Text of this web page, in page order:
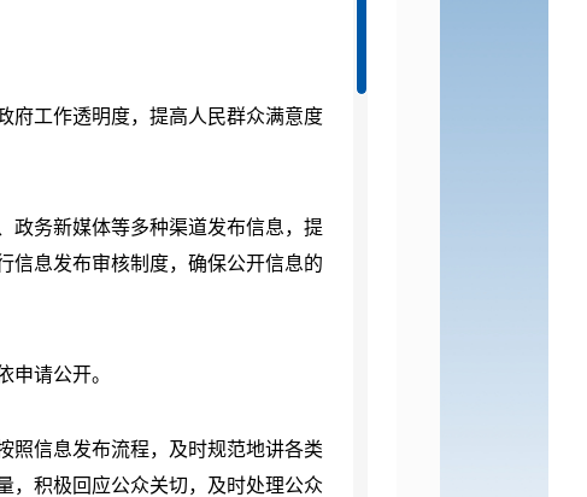
府工作透明度，提高人民群众满意度
政务新媒体等多种渠道发布信息，提
信息发布审核制度，确保公开信息的
申请公开。
照信息发布流程，及时规范地讲各类
，积极回应公众关切，及时处理公众